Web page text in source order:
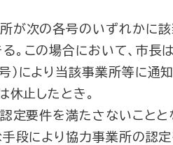
次の各号のいずれかに該
。この場合において、市長
により当該事業所等に通知
止したとき。
要件を満たさないこととな
により協力事業所の認定